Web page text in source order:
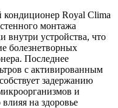
Royal Clima
монтажа
внутри устройства, что
болезнетворных
Последнее
с активированным
задержанию
и
на здоровье